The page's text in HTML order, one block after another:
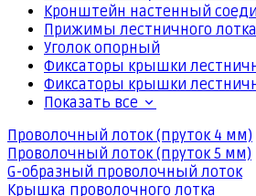
Кронштейн настенный
Прижимы лестничного лотка
Уголок опорный
Фиксаторы крышки
Фиксаторы крышки
Показать все
Проволочный лоток (пруток 4 мм)
Проволочный лоток (пруток 5 мм)
G-образный проволочный лоток
Крышка проволочного лотка